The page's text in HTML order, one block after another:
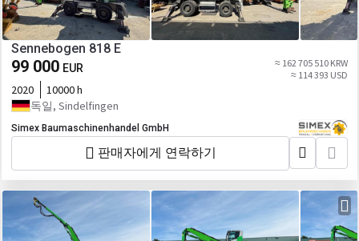
Sennebogen 818 E
99 000 EUR
≈ 162 705 510 KRW
≈ 114 393 USD
2020
10000 h
독일, Sindelfingen
Simex Baumaschinenhandel GmbH
판매자에게 연락하기